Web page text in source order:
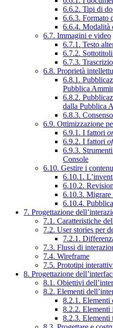
6.6.2. Tipi di
6.6.3. Formato
6.6.4. Modalità
6.7. Immagini e video
6.7.1. Testo
6.7.2.
6.7.3.
6.8. Proprietà
6.8.1.
Pubblica
6.8.2.
dalla Pubblica
6.8.3.
6.9. Ottimizzazione
6.9.1. I fattori
6.9.2. I fattori
6.9.3.
Console
6.10. Gestire i
6.10.1.
6.10.2.
6.10.3. Migrare
6.10.4.
7. Progettazione
7.1. Caratteristiche
7.2. User stories per
7.2.1.
7.3. Flussi di
7.4. Wireframe
7.5. Prototipi
8. Progettazione
8.1. Obiettivi
8.2. Elementi
8.2.1. Elementi
8.2.2. Elementi
8.2.3. Elementi